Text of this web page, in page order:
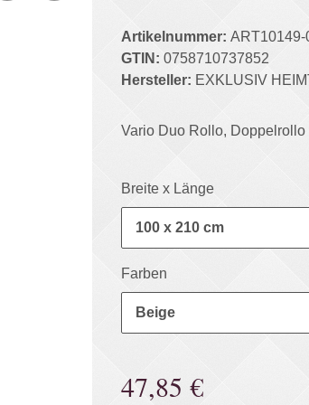
Artikelnummer: ART10149-
GTIN: 0758710737852
Hersteller: EXKLUSIV
Vario Duo Rollo,
Breite x Länge
100 x 210 cm
Farben
Beige
47,85 €